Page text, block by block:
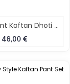
Leafy Print Kaftan Dhoti Skirt Set
46,00